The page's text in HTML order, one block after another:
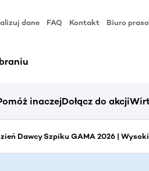
dane FAQ Kontakt Biuro
inaczejDołącz do akcji
Dawcy Szpiku GAMA 2026 |